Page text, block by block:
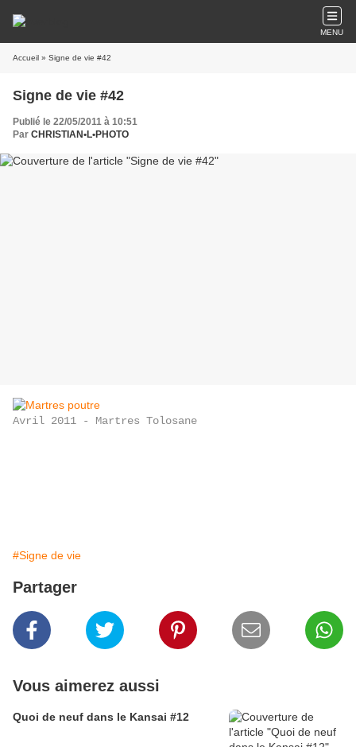
MENU
Accueil » Signe de vie #42
Signe de vie #42
Publié le 22/05/2011 à 10:51
Par CHRISTIAN•L•PHOTO
Avril 2011 - Martres Tolosane
#Signe de vie
Partager
Vous aimerez aussi
Quoi de neuf dans le Kansai #12